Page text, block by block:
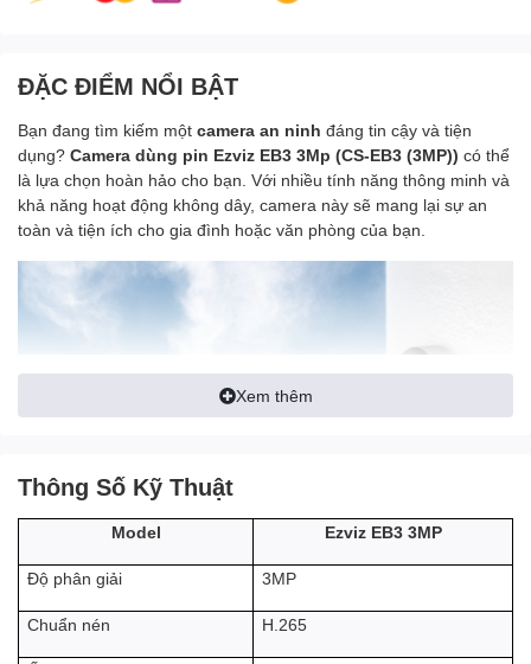
ĐẶC ĐIỂM NỔI BẬT
Bạn đang tìm kiếm một camera an ninh đáng tin cậy và tiện
dụng? Camera dùng pin Ezviz EB3 3Mp (CS-EB3 (3MP)) có thể
là lựa chọn hoàn hảo cho bạn. Với nhiều tính năng thông minh và
khả năng hoạt động không dây, camera này sẽ mang lại sự an
toàn và tiện ích cho gia đình hoặc văn phòng của bạn.
Camera wifi dùng pin ngoài trời Ezviz EB3 2K
camera dễ dàng sử dụng, hiệu suất mạnh mẽ, khả năng bảo vệ
an ninh cao cùng nhiều tính năng như độ phân giải 2K quan sát
được mọi chi tiết, thiết kế bền bỉ chịu được mọi thời tiết khắc
Xem thêm
Thông Số Kỹ Thuật
Model Ezviz EB3 3MP
Độ phân giải 3MP
Chuẩn nén H.265